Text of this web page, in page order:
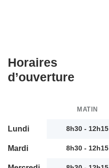
Horaires
d’ouverture
MATIN
Lundi 8h30 - 12h15
Mardi 8h30 - 12h15